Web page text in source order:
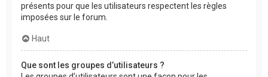
présents pour que les utilisateurs respectent les règles
imposées sur le forum.
Haut
Que sont les groupes d’utilisateurs ?